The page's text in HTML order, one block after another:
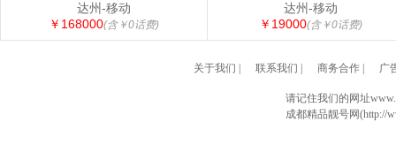
达州-移动
￥168000(含￥0话费)
达州-移动
￥19000(含￥0话费)
关于我们 联系我们 商务合作| 广
请记住我们的网址
成都精品靓号网(http://